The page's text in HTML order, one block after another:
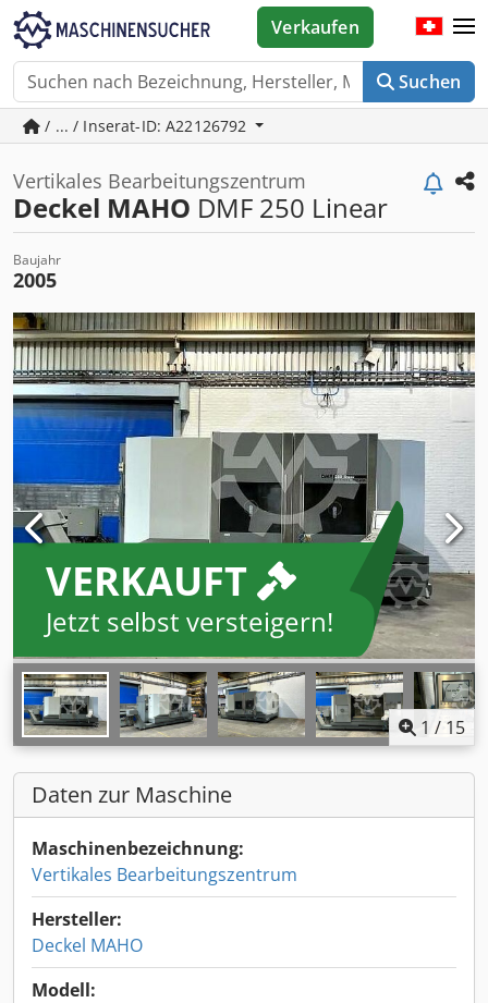
Suchen
Verkaufen
/ ... / Inserat-ID: A22126792
Vertikales Bearbeitungszentrum
Deckel MAHO DMF 250 Linear
Baujahr
2005
VERKAUFT
Jetzt selbst versteigern!
1 / 15
Daten zur Maschine
Maschinenbezeichnung:
Vertikales Bearbeitungszentrum
Hersteller:
Deckel MAHO
Modell: